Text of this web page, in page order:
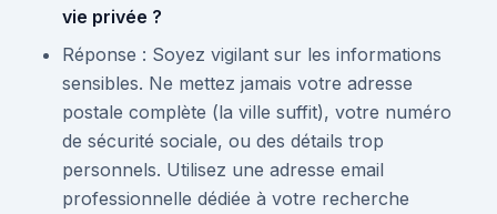
vie privée ?
Réponse : Soyez vigilant sur les informations
sensibles. Ne mettez jamais votre adresse
postale complète (la ville suffit), votre numéro
de sécurité sociale, ou des détails trop
personnels. Utilisez une adresse email
professionnelle dédiée à votre recherche